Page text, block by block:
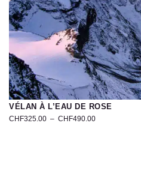
Tirage
d’art
limité
VÉLAN À L’EAU DE ROSE
CHF325.00 – CHF490.00